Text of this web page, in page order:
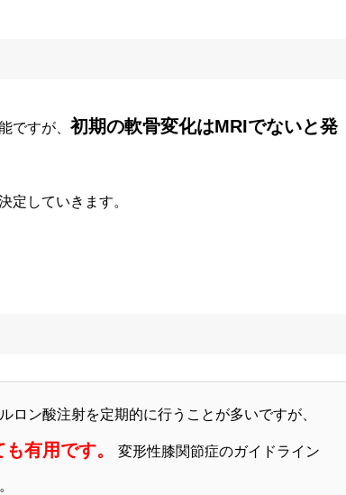
ですが、 初期の軟骨変化はMRIでないと発
定していきます。
ロン酸注射を定期的に行うことが多いですが、
有用です。 変形性膝関節症のガイドライン